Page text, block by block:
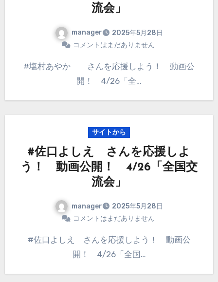
流会」
manager
2025年5月28日
コメントはまだありません
#塩村あやか さんを応援しよう！ 動画公
開！ 4/26「全…
サイトから
#佐口よしえ さんを応援しよ
う！ 動画公開！ 4/26「全国交
流会」
manager
2025年5月28日
コメントはまだありません
#佐口よしえ さんを応援しよう！ 動画公
開！ 4/26「全国…